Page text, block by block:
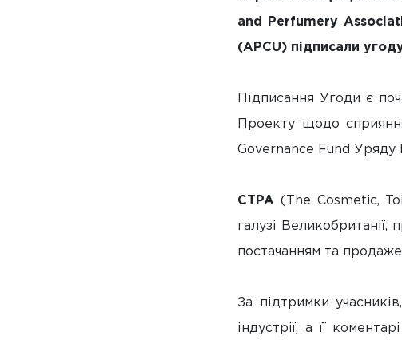
and Perfumery
(APCU) підписали
Підписання Угоди є
Проекту щодо
Governance Fund Уряду
CTPA (The Cosmetic,
галузі Великобританії,
постачанням та
За підтримки
індустрії, а її